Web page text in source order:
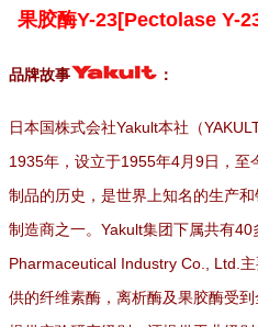
原
品
量
果胶酶Y-23[Pectolase Y-
品牌故事 ：
日本国株式会社Yakult本社（
1935年，设立于1955年4月9日，
制品的历史，是世界上知名的生产
制造商之一。Yakult集团下属共有
Pharmaceutical Industry Co., Ltd.
供的纤维素酶，离析酶及果胶酶受